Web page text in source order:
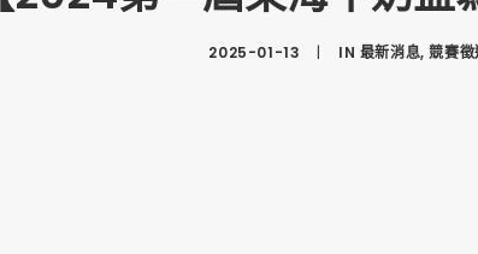
2025-01-13 | IN 最新消息,競賽徵